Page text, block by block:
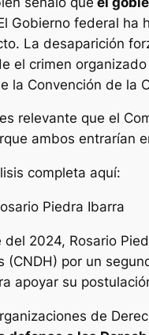
Gobierno federal ha
La desaparición
el crimen
la Convención de la
relevante que el
ambos entrarían
completa aquí:
Piedra Ibarra
del 2024, Rosario
(CNDH) por un
apoyar su
de